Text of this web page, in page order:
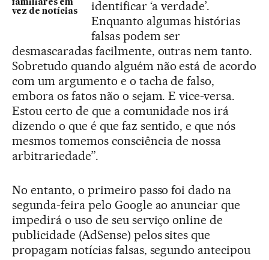
familiares em
vez de notícias
identificar ‘a verdade’.
Enquanto algumas histórias
falsas podem ser
desmascaradas facilmente, outras nem tanto.
Sobretudo quando alguém não está de acordo
com um argumento e o tacha de falso,
embora os fatos não o sejam. E vice-versa.
Estou certo de que a comunidade nos irá
dizendo o que é que faz sentido, e que nós
mesmos tomemos consciência de nossa
arbitrariedade”.
No entanto, o primeiro passo foi dado na
segunda-feira pelo Google ao anunciar que
impedirá o uso de seu serviço online de
publicidade (AdSense) pelos sites que
propagam notícias falsas, segundo antecipou